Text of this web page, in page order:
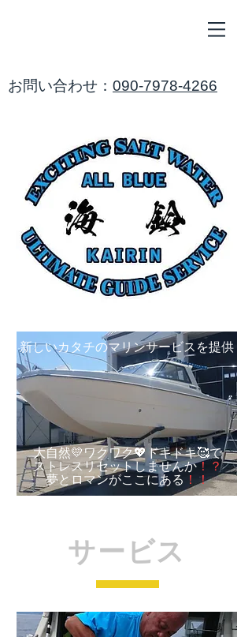
​お問い合わせ： 090-7978-4266
​新しいカタチのマリンサービスを提供
大自然💛ワクワク💖ドキドキ🥰で
​ストレスリセットしませんか！？
​夢とロマンがここにある ！！
サービス